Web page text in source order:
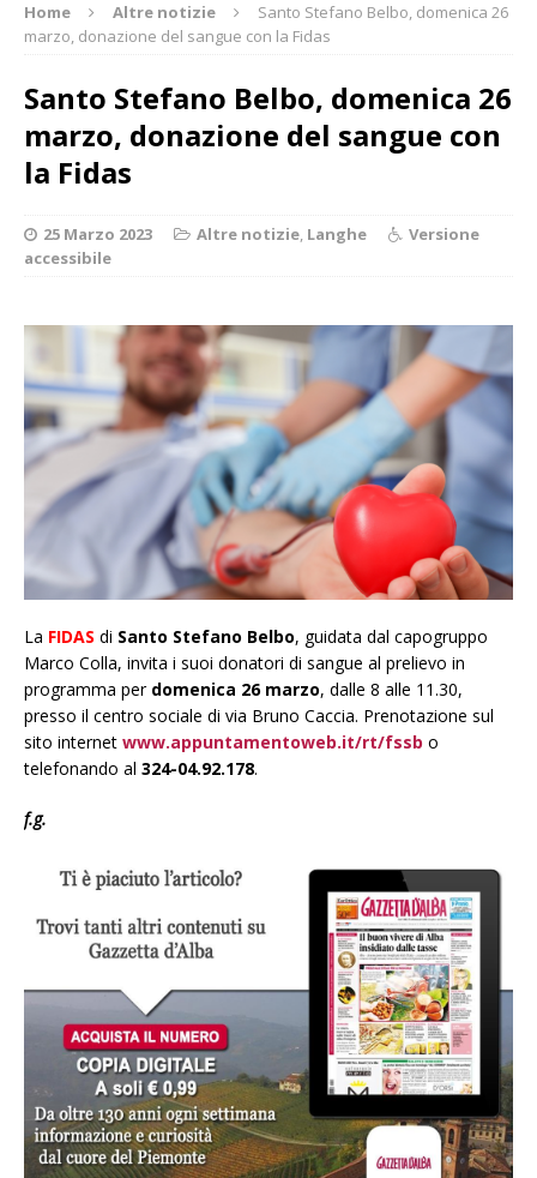
Home Altre notizie
Santo Stefano Belbo, domenica 26
marzo, donazione del sangue con la Fidas
Santo Stefano Belbo, domenica 26
marzo, donazione del sangue con
la Fidas
25 Marzo 2023 Altre notizie, Langhe
Versione
accessibile
La FIDAS di Santo Stefano Belbo, guidata dal capogruppo
Marco Colla, invita i suoi donatori di sangue al prelievo in
programma per domenica 26 marzo, dalle 8 alle 11.30,
presso il centro sociale di via Bruno Caccia. Prenotazione sul
sito internet www.appuntamentoweb.it/rt/fssb o
telefonando al 324-04.92.178.
f.g.